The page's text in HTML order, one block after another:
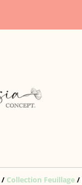
/ Collection Feuillage /